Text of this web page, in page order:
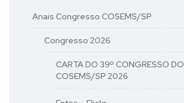
Anais Congresso COSEMS/SP
Congresso 2026
CARTA DO 39º CONGRESSO DO
COSEMS/SP 2026